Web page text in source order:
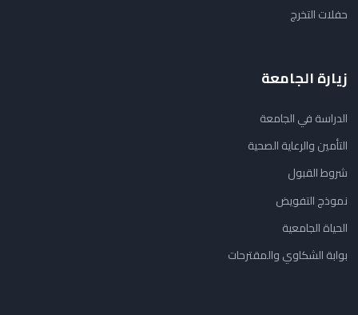
حفلات التخرج
زيارة الجامعة
الدراسة في الجامعة
التأمين والرعاية الصحية
شروط القبول
نموذج التفويض
الحياة الجامعية
بوابة الشكاوي والمقترحات